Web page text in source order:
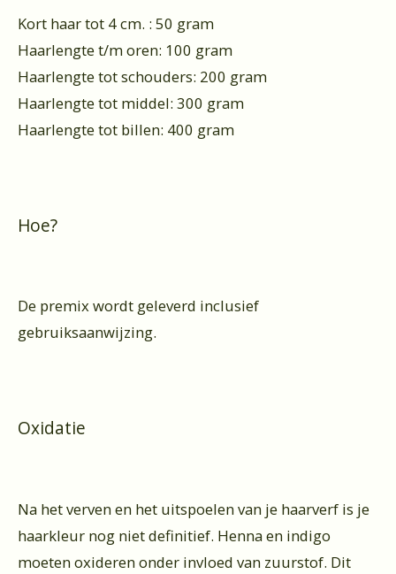
Kort haar tot 4 cm. : 50 gram
Haarlengte t/m oren: 100 gram
Haarlengte tot schouders: 200 gram
Haarlengte tot middel: 300 gram
Haarlengte tot billen: 400 gram
Hoe?
De premix wordt geleverd inclusief
gebruiksaanwijzing.
Oxidatie
Na het verven en het uitspoelen van je haarverf is je
haarkleur nog niet definitief. Henna en indigo
moeten oxideren onder invloed van zuurstof. Dit